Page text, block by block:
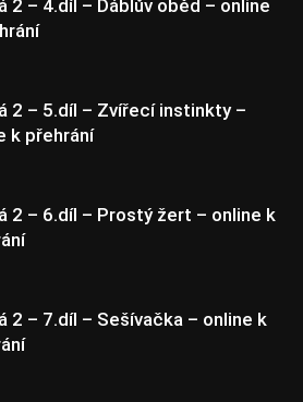
2 – 4.díl – Ďáblův oběd – online
2 – 5.díl – Zvířecí instinkty –
k přehrání
2 – 6.díl – Prostý žert – online k
2 – 7.díl – Sešívačka – online k